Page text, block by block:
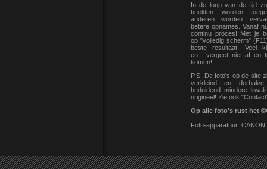
In de loop van de tijd
beelden worden
anderen worden
betere opnames. Vanaf
continu proces! Met je
op "volledig scherm"
beste resultaat! Veel
en….vergeet niet af en
komen!
P.S. De foto's op de site
verkleind en
beduidend mindere
origineel! Zie ook
Op alle foto's rust het
Foto-apparatuur: CANON